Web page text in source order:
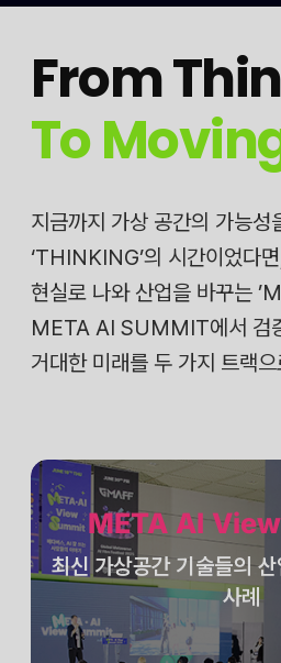
From
To
지금까지 가상 공간의 가능성
‘THINKING’의 시간이었다
현실로 나와 산업을 바꾸는
META AI SUMMIT에서 검
거대한 미래를 두 가지 트랙
META AI
최신 가상공간 기술들의
사례